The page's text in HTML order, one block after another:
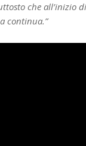
che all’inizio
continua.”